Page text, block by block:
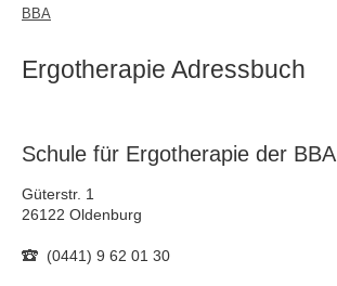
BBA
Ergotherapie Adressbuch
Schule für Ergotherapie der BBA
Güterstr. 1
26122 Oldenburg
(0441) 9 62 01 30